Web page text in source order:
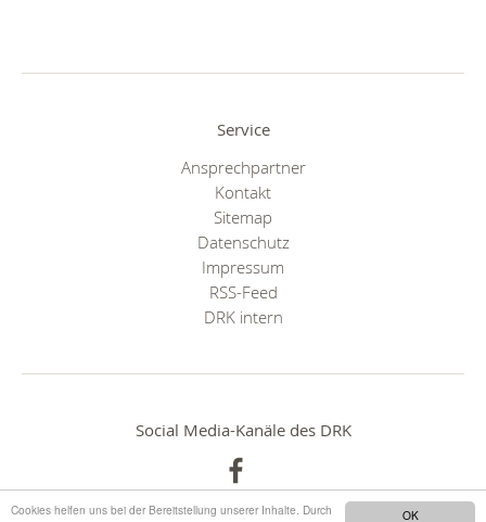
OK
Cookies helfen uns bei der Bereitstellung unserer Inhalte. Durch
Service
Ansprechpartner
Kontakt
Sitemap
Datenschutz
Impressum
RSS-Feed
DRK intern
Social Media-Kanäle des DRK